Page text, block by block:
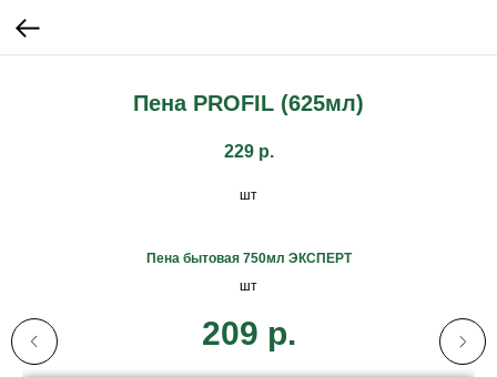
Пена PROFIL (625мл)
229 р.
шт
Пена бытовая 750мл ЭКСПЕРТ
шт
209 р.